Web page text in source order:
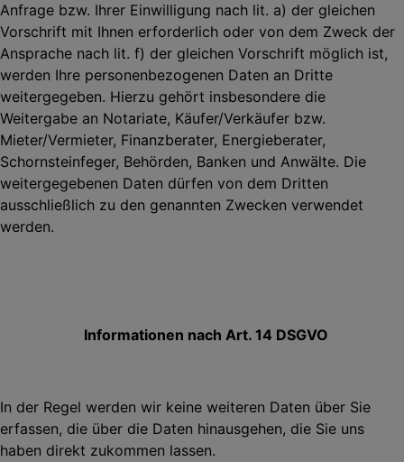
Anfrage bzw. Ihrer Einwilligung nach lit. a) der gleichen
Vorschrift mit Ihnen erforderlich oder von dem Zweck der
Ansprache nach lit. f) der gleichen Vorschrift möglich ist,
werden Ihre personenbezogenen Daten an Dritte
weitergegeben. Hierzu gehört insbesondere die
Weitergabe an Notariate, Käufer/Verkäufer bzw.
Mieter/Vermieter, Finanzberater, Energieberater,
Schornsteinfeger, Behörden, Banken und Anwälte. Die
weitergegebenen Daten dürfen von dem Dritten
ausschließlich zu den genannten Zwecken verwendet
werden.
Informationen nach Art. 14 DSGVO
In der Regel werden wir keine weiteren Daten über Sie
erfassen, die über die Daten hinausgehen, die Sie uns
haben direkt zukommen lassen.